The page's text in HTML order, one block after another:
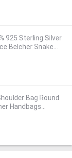
925 Sterling Silver
Belcher Snake
Women
Bag Round
Handbags